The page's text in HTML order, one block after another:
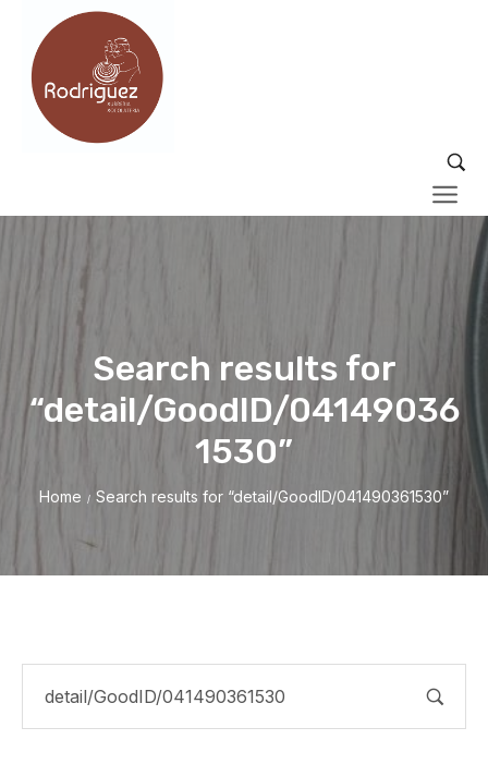
Search results for
“detail/GoodID/04149036
1530”
Home / Search results for “detail/GoodID/041490361530”